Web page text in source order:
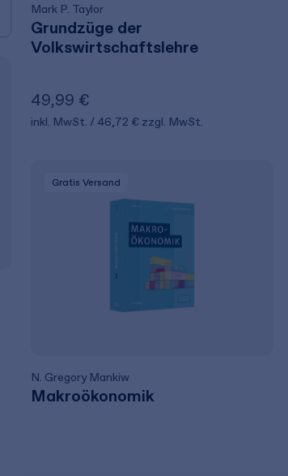
Mark P. Taylor
Grundzüge der
Volkswirtschaftslehre
49,99 €
inkl. MwSt. 46,72 € zzgl. MwSt.
Gratis Versand
N. Gregory Mankiw
Makroökonomik